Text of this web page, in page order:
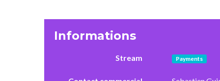
Informations
Stream Payments